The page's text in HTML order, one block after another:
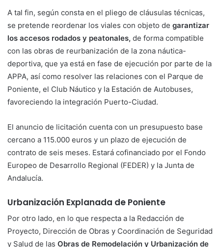
A tal fin, según consta en el pliego de cláusulas técnicas,
se pretende reordenar los viales con objeto de garantizar
los accesos rodados y peatonales, de forma compatible
con las obras de reurbanización de la zona náutica-
deportiva, que ya está en fase de ejecución por parte de la
APPA, así como resolver las relaciones con el Parque de
Poniente, el Club Náutico y la Estación de Autobuses,
favoreciendo la integración Puerto-Ciudad.
El anuncio de licitación cuenta con un presupuesto base
cercano a 115.000 euros y un plazo de ejecución de
contrato de seis meses. Estará cofinanciado por el Fondo
Europeo de Desarrollo Regional (FEDER) y la Junta de
Andalucía.
Urbanización Explanada de Poniente
Por otro lado, en lo que respecta a la Redacción de
Proyecto, Dirección de Obras y Coordinación de Seguridad
y Salud de las Obras de Remodelación y Urbanización de